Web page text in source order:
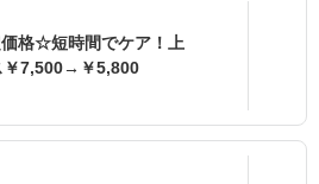
格☆短時間でケア！上
￥7,500→￥5,800